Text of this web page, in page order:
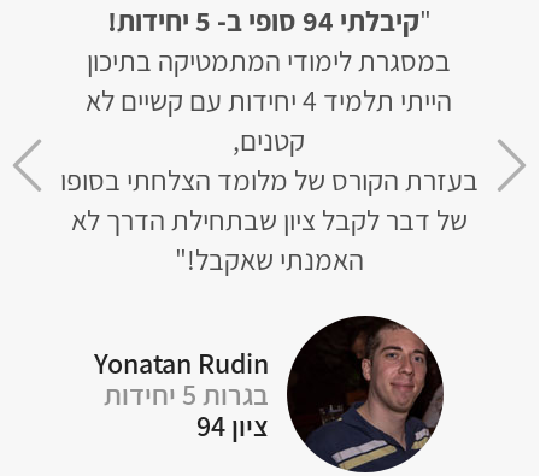
"לבסוף קיבלתי 94 ב- 5 יחידות!
האתר בנוי בצורה מעולה, החומר מסודר
ומובן וכמובן מקיף את כל הנושאים
שצריך לבגרות.
הצלחתי תוך חודש וחצי, לאחר ש-4 שנים
לא נגעתי במתמטיקה, לפתור בגרויות
ברמת 5 יחידות!"
Rotem Naon
בגרות 5 יחידות
ציון 94
בסופו